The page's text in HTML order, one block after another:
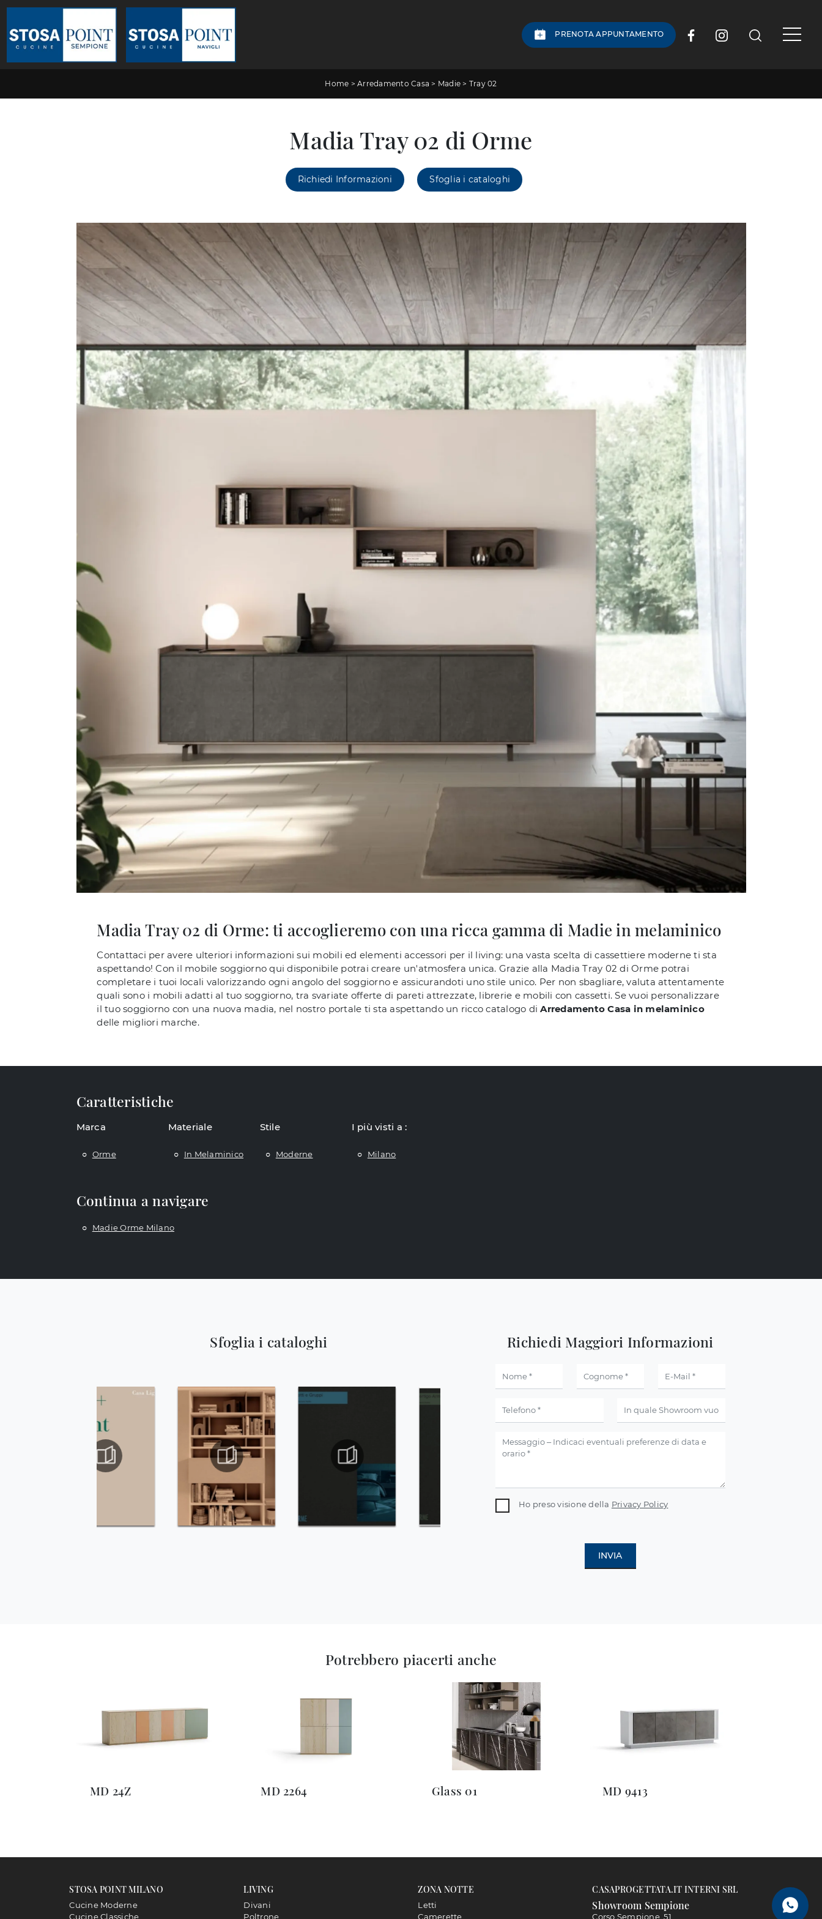
PRENOTA APPUNTAMENTO
Home >Arredamento Casa > Madie > Tray 02
Madia Tray 02 di Orme
Richiedi Informazioni Sfoglia i cataloghi
Madia Tray 02 di Orme: ti accoglieremo con una ricca gamma di Madie in melaminico
Contattaci per avere ulteriori informazioni sui mobili ed elementi accessori per il living: una vasta scelta di cassettiere moderne ti sta
aspettando! Con il mobile soggiorno qui disponibile potrai creare un'atmosfera unica. Grazie alla Madia Tray 02 di Orme potrai
completare i tuoi locali valorizzando ogni angolo del soggiorno e assicurandoti uno stile unico. Per non sbagliare, valuta attentamente
quali sono i mobili adatti al tuo soggiorno, tra svariate offerte di pareti attrezzate, librerie e mobili con cassetti. Se vuoi personalizzare
il tuo soggiorno con una nuova madia, nel nostro portale ti sta aspettando un ricco catalogo diArredamento Casa in melaminico
delle migliori marche.
Caratteristiche
Marca
Orme
Materiale
In Melaminico
Stile
Moderne
I più visti a :
Milano
Continua a navigare
Madie Orme Milano
Sfoglia i cataloghi Richiedi Maggiori Informazioni
Ho preso visione della Privacy Policy
INVIA
Potrebbero piacerti anche
MD 24Z MD 2264 Glass 01 MD 9413
STOSA POINT MILANO
Cucine Moderne
Cucine Classiche
LIVING
Divani
Poltrone
ZONA NOTTE
Letti
Camerette
CASAPROGETTATA.IT INTERNI SRL
Showroom Sempione
Corso Sempione, 51